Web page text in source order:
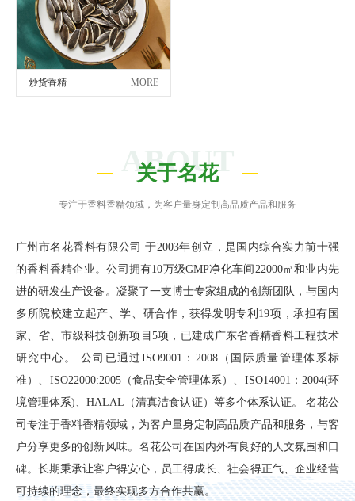
炒货香精 MORE
ABOUT
关于名花
专注于香料香精领域，为客户量身定制高品质产品和服务
广州市名花香料有限公司 于2003年创立，是国内综合实力前十强
的香料香精企业。公司拥有10万级GMP净化车间22000㎡和业内先
进的研发生产设备。凝聚了一支博士专家组成的创新团队，与国内
多所院校建立起产、学、研合作，获得发明专利19项，承担有国
家、省、市级科技创新项目5项，已建成广东省香精香料工程技术
研究中心。 公司已通过ISO9001：2008（国际质量管理体系标
准）、ISO22000:2005（食品安全管理体系）、ISO14001：2004(环
境管理体系)、HALAL（清真洁食认证）等多个体系认证。 名花公
司专注于香料香精领域，为客户量身定制高品质产品和服务，与客
户分享更多的创新风味。名花公司在国内外有良好的人文氛围和口
碑。长期秉承让客户得安心，员工得成长、社会得正气、企业经营
可持续的理念，最终实现多方合作共赢。